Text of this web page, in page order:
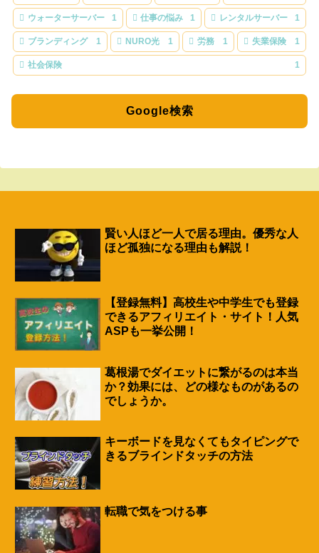
ウォーターサーバー 1 仕事の悩み 1 レンタルサーバー 1
ブランディング 1 NURO光 1 労務 1 失業保険 1
社会保険 1
Google検索
賢い人ほど一人で居る理由。優秀な人
ほど孤独になる理由も解説！
【登録無料】高校生や中学生でも登録
できるアフィリエイト・サイト！人気
ASPも一挙公開！
葛根湯でダイエットに繋がるのは本当
か？効果には、どの様なものがあるの
でしょうか。
キーボードを見なくてもタイピングで
きるブラインドタッチの方法
転職で気をつける事